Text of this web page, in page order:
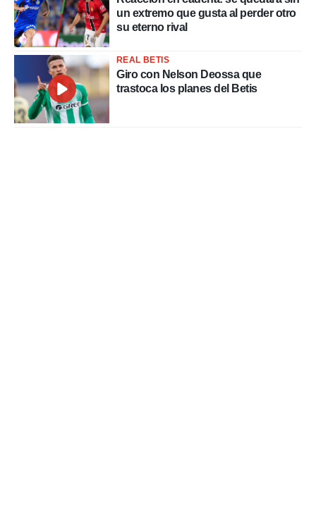
un extremo que gusta al perder otro
su eterno rival
REAL BETIS
Giro con Nelson Deossa que
trastoca los planes del Betis